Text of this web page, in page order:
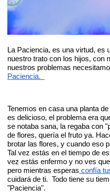
La Paciencia, es una virtud, es
nuestro trato con los hijos, con
Paciencia.
Tenemos en casa una planta
es delicioso, el problema era
se notaba sana, la regaba con
de flores, quería el fruto ya.
brotar las flores, y cuando eso
Tal vez estás en el tiempo de
vez estás enfermo y no ves
pero mientras esperas confía
cuidará de ti.  Todo tiene su
"Paciencia".